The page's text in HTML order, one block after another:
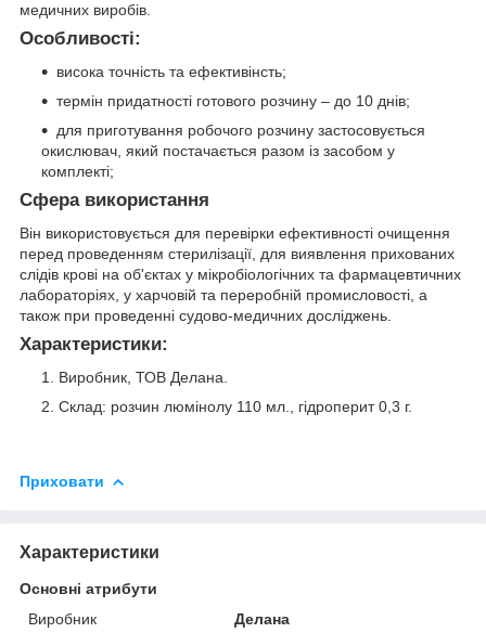
медичних виробів.
Особливості:
висока точність та ефективінсть;
термін придатності готового розчину – до 10 днів;
для приготування робочого розчину застосовується
окислювач, який постачається разом із засобом у
комплекті;
Сфера використання
Він використовується для перевірки ефективності очищення
перед проведенням стерилізації, для виявлення прихованих
слідів крові на об'єктах у мікробіологічних та фармацевтичних
лабораторіях, у харчовій та переробній промисловості, а
також при проведенні судово-медичних досліджень.
Характеристики:
Виробник, ТОВ Делана.
Склад: розчин люмінолу 110 мл., гідроперит 0,3 г.
Приховати
Характеристики
Основні атрибути
Виробник
Делана